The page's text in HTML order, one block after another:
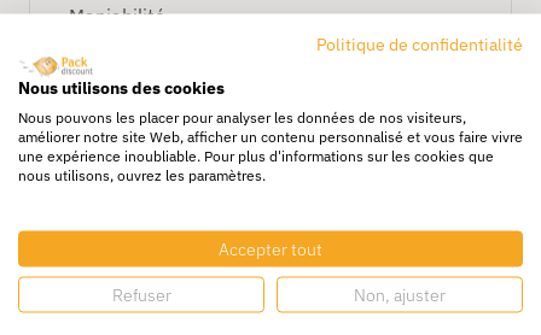
Maniabilité
Livraison rapide
Politique de confidentialité
Nous utilisons des cookies
Nous pouvons les placer pour analyser les données de nos visiteurs,
améliorer notre site Web, afficher un contenu personnalisé et vous faire vivre
une expérience inoubliable. Pour plus d'informations sur les cookies que
nous utilisons, ouvrez les paramètres.
Accepter tout
Refuser Non, ajuster